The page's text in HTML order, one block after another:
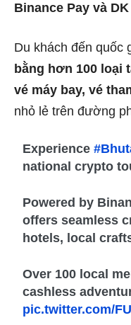
Binance Pay và
Du khách đến quốc
bằng hơn 100 loại
vé máy bay, vé
nhỏ lẻ trên đường
Experience
national crypto
Powered by
offers seamless
hotels, local
Over 100 local
cashless
pic.twitter.com/